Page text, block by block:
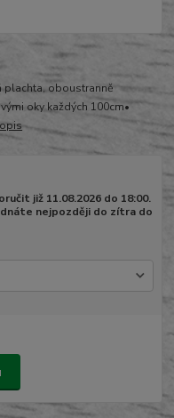
oboustranně
oky každých 100cm•
již 11.08.2026 do 18:00.
nejpozději do zítra do